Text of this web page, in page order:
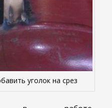
уголок на срез